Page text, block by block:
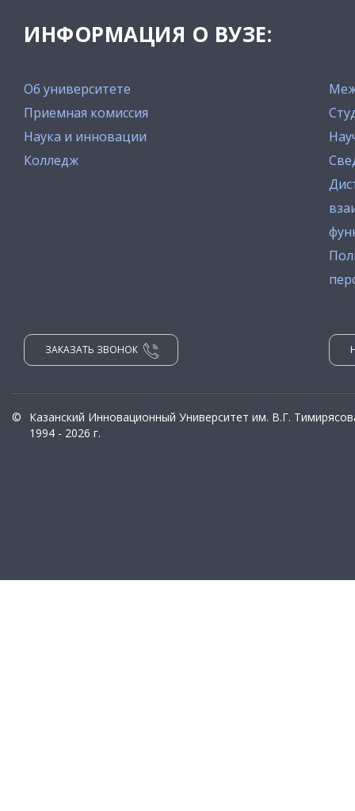
ИНФОРМАЦИЯ О ВУЗЕ:
Об университете
Приемная комиссия
Наука и инновации
Колледж
ЗАКАЗАТЬ ЗВОНОК
©
Казанский Инновационный Университет им. В.Г.
1994 - 2026 г.